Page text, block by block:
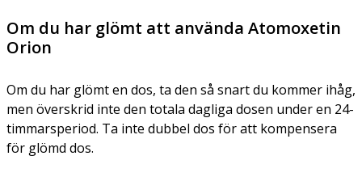
Om du har glömt att använda Atomoxetin
Orion
Om du har glömt en dos, ta den så snart du kommer ihåg,
men överskrid inte den totala dagliga dosen under en 24-
timmarsperiod. Ta inte dubbel dos för att kompensera
för glömd dos.